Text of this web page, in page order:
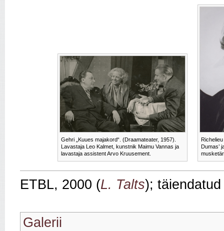
Gehri „Kuues majakord“. (Draamateater, 1957).
Lavastaja Leo Kalmet, kunstnik Maimu Vannas ja
lavastaja assistent Arvo Kruusement.
Dumas’
ETBL, 2000 (L. Talts);
Galerii